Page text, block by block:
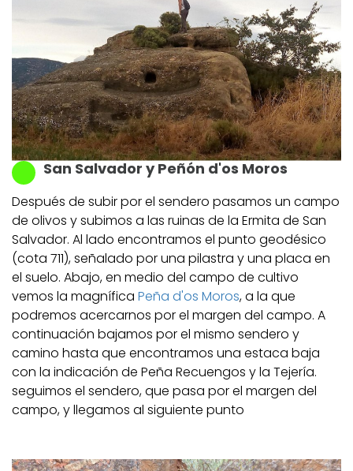
San Salvador y Peñón d'os Moros
Después de subir por el sendero pasamos un campo
de olivos y subimos a las ruinas de la Ermita de San
Salvador. Al lado encontramos el punto geodésico
(cota 711), señalado por una pilastra y una placa en
el suelo. Abajo, en medio del campo de cultivo
vemos la magnífica Peña d'os Moros, a la que
podremos acercarnos por el margen del campo. A
continuación bajamos por el mismo sendero y
camino hasta que encontramos una estaca baja
con la indicación de Peña Recuengos y la Tejería.
seguimos el sendero, que pasa por el margen del
campo, y llegamos al siguiente punto